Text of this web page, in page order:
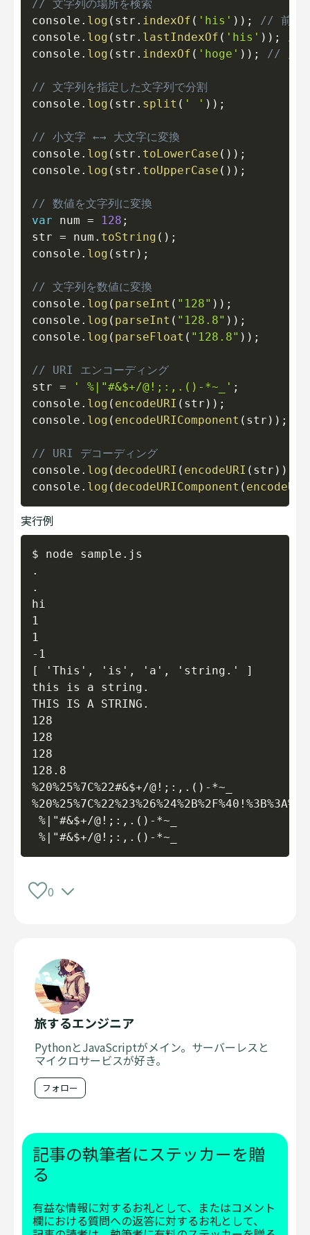
// 文字列の場所を検索
console . log ( str . indexOf ( 'his' ) ) ;
// 前方か
console . log ( str . lastIndexOf ( 'his' ) ) ;
console . log ( str . indexOf ( 'hoge' ) ) ; // 見つ
// 文字列を指定した文字列で分割
console . log ( str . split ( ' ' ) ) ;
// 小文字 ←→ 大文字に変換
console . log ( str . toLowerCase ( ) ) ;
console . log ( str . toUpperCase ( ) ) ;
// 数値を文字列に変換
var num = 128 ;
str = num . toString ( ) ;
console . log ( str ) ;
// 文字列を数値に変換
console . log ( parseInt ( "128" ) ) ;
console . log ( parseInt ( "128.8" ) ) ;
console . log ( parseFloat ( "128.8" ) ) ;
// URI エンコーディング
str = ' %|"#&$+/@!;:,.()-*~_' ;
console . log ( encodeURI ( str ) ) ;
console . log ( encodeURIComponent ( str ) ) ;
// URI デコーディング
console . log ( decodeURI ( encodeURI ( str ) )
console . log ( decodeURIComponent (
実行例
$ node sample.js
.
.
hi
1
1
-1
[ 'This', 'is', 'a', 'string.' ]
this is a string.
THIS IS A STRING.
128
128
128
128.8
%20%25%7C%22#&$+/@!;:,.()-*~_
%|"#&$+/@!;:,.()-*~_
0
旅するエンジニア
PythonとJavaScriptがメイン。サーバーレスと
マイクロサービスが好き。
フォロー
記事の執筆者にステッカーを贈
る
有益な情報に対するお礼として、またはコメント
欄における質問への返答に対するお礼として、